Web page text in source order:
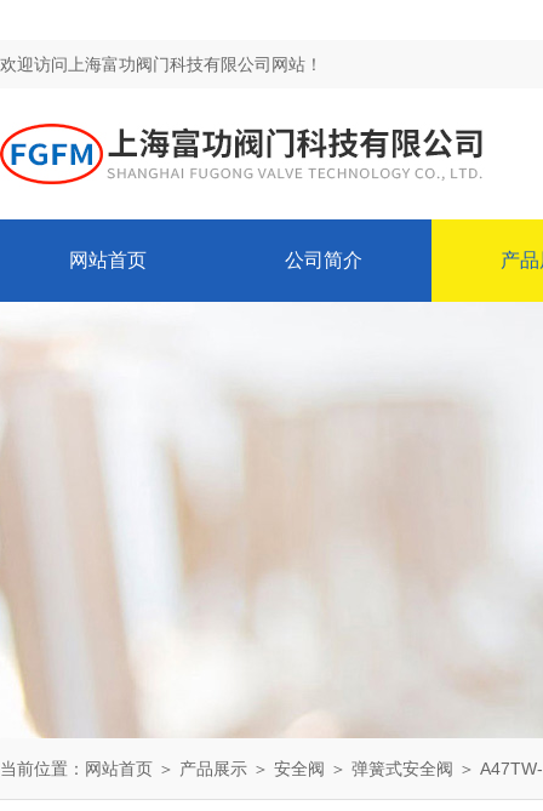
欢迎访问上海富功阀门科技有限公司网站！
网站首页 公司简介 产
当前位置： 网站首页 ＞ 产品展示 ＞ 安全阀 ＞ 弹簧式安全阀 ＞